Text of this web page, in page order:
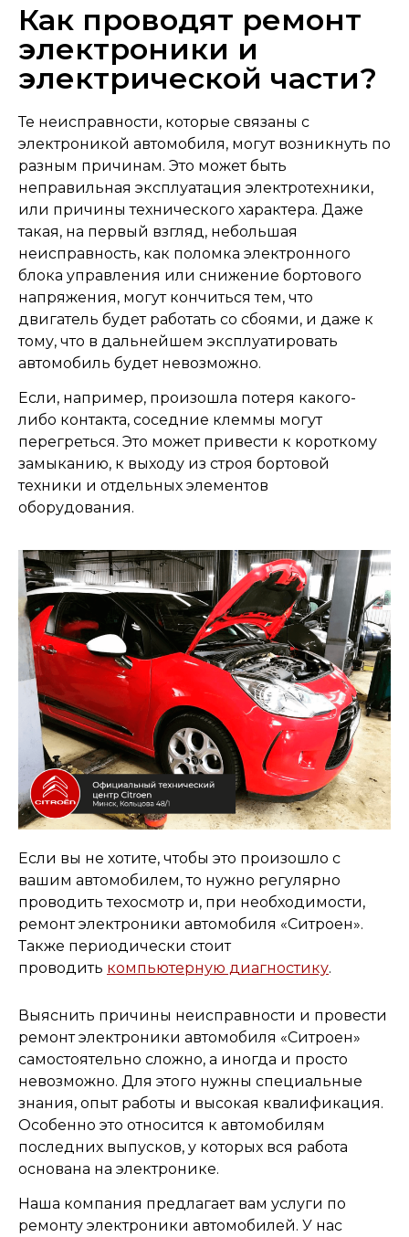
Как проводят ремонт
электроники и
электрической части?
Те неисправности, которые связаны с
электроникой автомобиля, могут возникнуть по
разным причинам. Это может быть
неправильная эксплуатация электротехники,
или причины технического характера. Даже
такая, на первый взгляд, небольшая
неисправность, как поломка электронного
блока управления или снижение бортового
напряжения, могут кончиться тем, что
двигатель будет работать со сбоями, и даже к
тому, что в дальнейшем эксплуатировать
автомобиль будет невозможно.
Если, например, произошла потеря какого-
либо контакта, соседние клеммы могут
перегреться. Это может привести к короткому
замыканию, к выходу из строя бортовой
техники и отдельных элементов
оборудования.
Если вы не хотите, чтобы это произошло с
вашим автомобилем, то нужно регулярно
проводить техосмотр и, при необходимости,
ремонт электроники автомобиля «Ситроен».
Также периодически стоит
проводить компьютерную диагностику.
Выяснить причины неисправности и провести
ремонт электроники автомобиля «Ситроен»
самостоятельно сложно, а иногда и просто
невозможно. Для этого нужны специальные
знания, опыт работы и высокая квалификация.
Особенно это относится к автомобилям
последних выпусков, у которых вся работа
основана на электронике.
Наша компания предлагает вам услуги по
ремонту электроники автомобилей. У нас